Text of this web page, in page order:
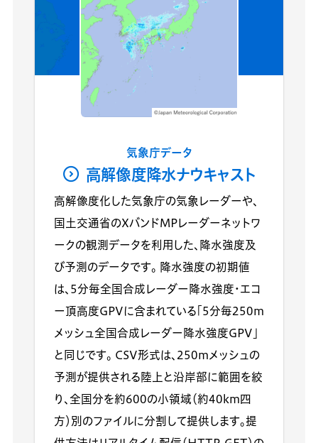
気象庁データ
高解像度降水ナウキャスト
高解像度化した気象庁の気象レーダーや、
国土交通省のXバンドMPレーダーネットワ
ークの観測データを利用した、降水強度及
び予測のデータです。 降水強度の初期値
は、5分毎全国合成レーダー降水強度・エコ
ー頂高度GPVに含まれている「5分毎250m
メッシュ全国合成レーダー降水強度GPV」
と同じです。 CSV形式は、250mメッシュの
予測が提供される陸上と沿岸部に範囲を絞
り、全国分を約600の小領域（約40km四
方）別のファイルに分割して提供します。提